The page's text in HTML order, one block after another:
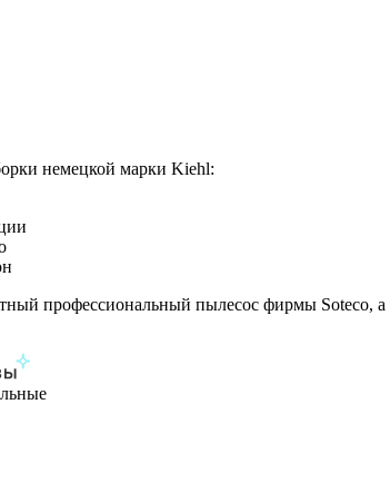
немецкой марки Kiehl:
профессиональный пылесос фирмы